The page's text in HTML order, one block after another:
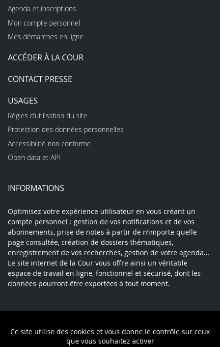
Ce site utilise des cookies et vous donne le contrôle sur ceux
que vous souhaitez activer
Agenda et inscriptions
Mon compte personnel
Mes démarches en ligne
ACCÉDER À LA COUR
CONTACT PRESSE
USAGES
Règles d’utilisation du site
Protection des données personnelles
Accessibilité non conforme
Open data et API
INFORMATIONS
Optimisez votre expérience utilisateur en vous créant un
compte personnel : gestion de vos notifications et de vos
abonnements, prise de notes à partir de n’importe quelle
page consultée, création de dossiers thématiques,
enregistrement de vos recherches, gestion de votre agenda…
Le site internet de la Cour vous offre ainsi un véritable
espace de travail en ligne, fonctionnel et sécurisé, dont les
données pourront être exportées à tout moment.
Politique de confidentialité